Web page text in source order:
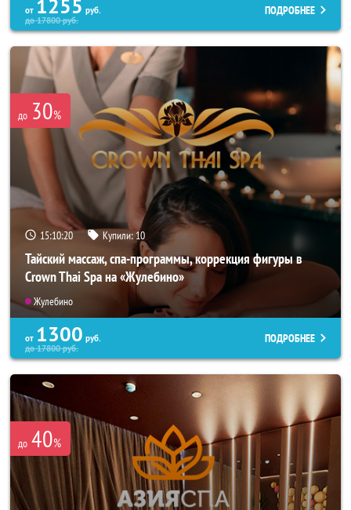
от 1255 руб.
до17800руб.
ПОДРОБНЕЕ
до 30%
15:10:18 Купили:10
Тайский массаж, спа-программы, коррекция фигуры в
Crown Thai Spa на «Жулебино»
Жулебино
от 1300 руб.
до17800руб.
ПОДРОБНЕЕ
до 40%